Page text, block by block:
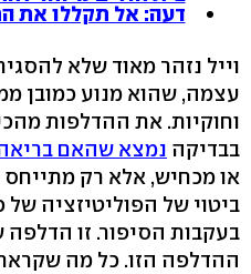
דעה: אל תקללו את
וייל נזהר מאוד שלא
עצמה, שהוא מנוע כמובן
וחוקיות. את ההדלפות
בבדיקה נמצא שהאם
או מכחיש, אלא רק
ביטוי של הפוליטיזציה
בעקבות הסיפור. זו
ההדלפה הזו. כל מה